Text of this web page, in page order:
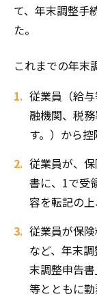
て、年末調整手
た。
これまでの年末
従業員（給
融機関、税
す。）から
従業員が、
書に、1で受
容を転記の
従業員が保
など、年末
末調整申告
等とともに